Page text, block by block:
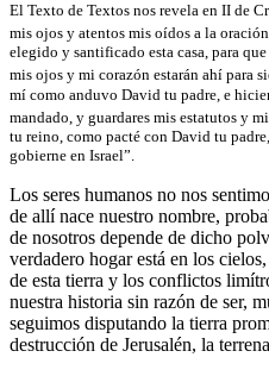
El Texto de Textos nos revela en II de
mis ojos y atentos mis oídos a la
elegido y santificado esta casa, para
mis ojos y mi corazón estarán ahí para
mí como anduvo David tu padre, e
mandado, y guardares mis estatutos y
tu reino, como pacté con David tu
gobierne en Israel”.
Los seres humanos no nos
de allí nace nuestro nombre,
de nosotros depende de dicho
verdadero hogar está en los
de esta tierra y los conflictos
nuestra historia sin razón de ser,
seguimos disputando la tierra
destrucción de Jerusalén, la